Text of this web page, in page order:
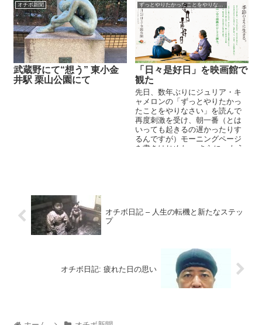
た。 ...
オチボ新聞
武蔵野にて“想う” 東小金
井駅 栗山公園にて
「日々是好日」を映画館で
観た
先日、数年ぶりにジュリア・キ
ャメロンの「ずっとやりたかっ
たことをやりなさい」を読んで
再度刺激を受け、朝一番（とは
いっても起きるの遅かったりす
るんですが）モーニングページ
を書きはじめた。 さらに、もう
オチボ日記 – 人生の転機と新たなステッ
プ
オチボ日記: 疲れた日の思い